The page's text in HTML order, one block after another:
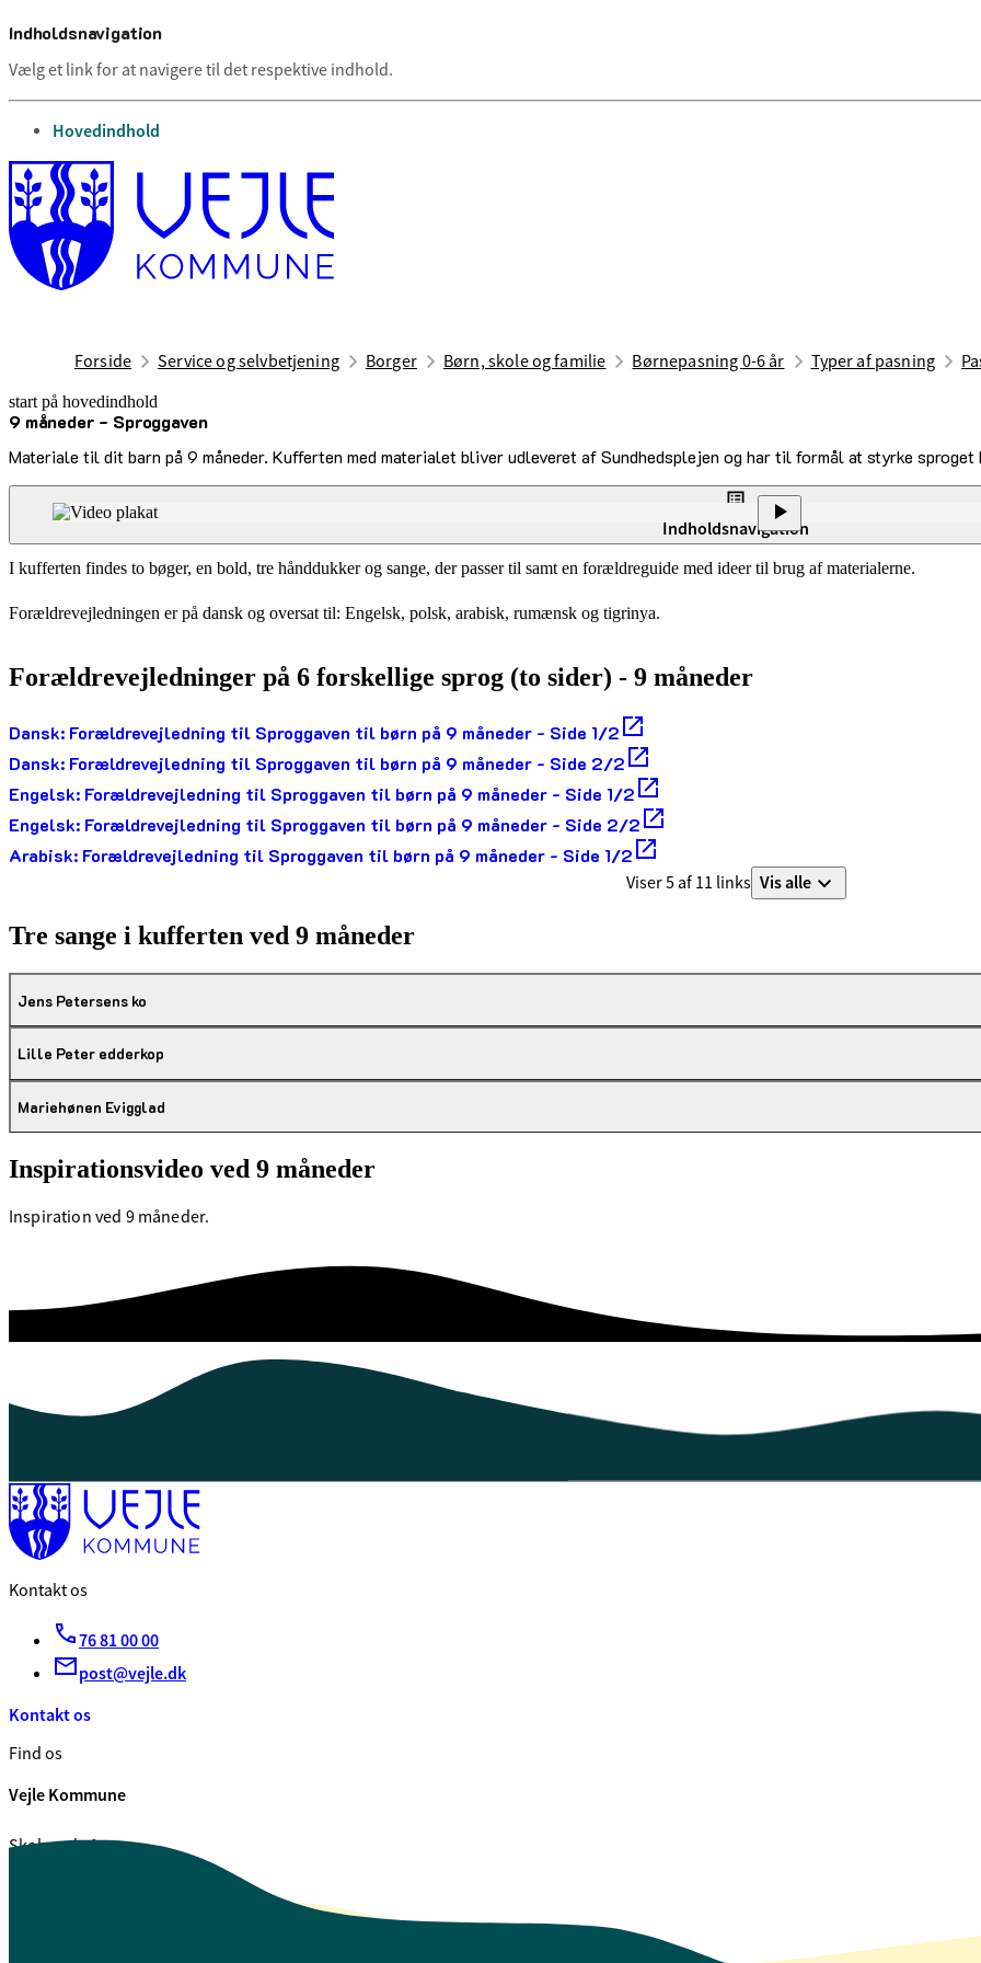
Indholdsnavigation
Vælg et link for at navigere til det respektive indhold.
gå til
Hovedindhold
Forside Service og selvbetjening Borger Børn, skole og familie Børnepasning 0-6 år Typer af pasning
start på hovedindhold
9 måneder - Sproggaven
Materiale til dit barn på 9 måneder. Kufferten med materialet bliver udleveret af Sundhedsplejen og har til formål at styrke
senest opdateret 27. februar 2026
Indholdsnavigation
Hvad indeholder kufferten ved 9 måneder?
I kufferten findes to bøger, en bold, tre hånddukker og sange, der passer til samt en forældreguide med ideer til brug af materialerne.
Forældrevejledningen er på dansk og oversat til: Engelsk, polsk, arabisk, rumænsk og tigrinya.
Forældrevejledninger på 6 forskellige sprog (to sider) - 9 måneder
Dansk: Forældrevejledning til Sproggaven til børn på 9 måneder - Side 1/2
Dansk: Forældrevejledning til Sproggaven til børn på 9 måneder - Side 2/2
Engelsk: Forældrevejledning til Sproggaven til børn på 9 måneder - Side 1/2
Engelsk: Forældrevejledning til Sproggaven til børn på 9 måneder - Side 2/2
Arabisk: Forældrevejledning til Sproggaven til børn på 9 måneder - Side 1/2
Viser 5 af 11 links Vis alle
Tre sange i kufferten ved 9 måneder
Jens Petersens ko
Lille Peter edderkop
Mariehønen Evigglad
Inspirationsvideo ved 9 måneder
Inspiration ved 9 måneder.
Kontakt os
76 81 00 00
post@vejle.dk
Kontakt os
Find os
Vejle Kommune
Skolegade 1